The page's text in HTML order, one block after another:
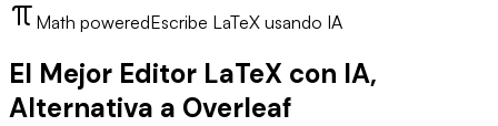
Math poweredEscribe LaTeX usando IA
El Mejor Editor LaTeX con IA,
Alternativa a Overleaf